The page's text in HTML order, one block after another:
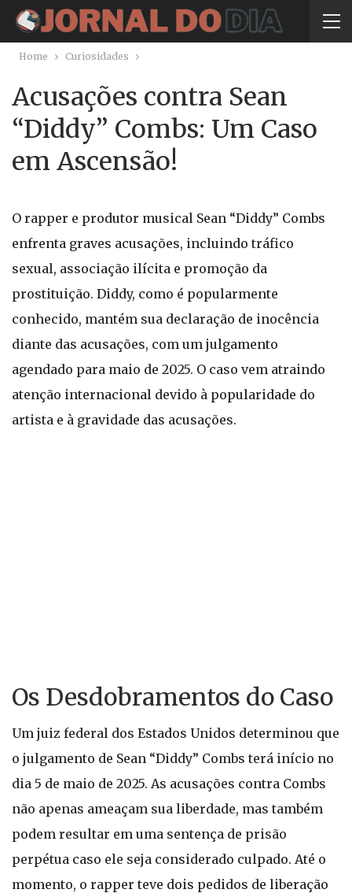
Home Curiosidades
Acusações contra Sean
“Diddy” Combs: Um Caso
em Ascensão!
O rapper e produtor musical Sean “Diddy” Combs
enfrenta graves acusações, incluindo tráfico
sexual, associação ilícita e promoção da
prostituição. Diddy, como é popularmente
conhecido, mantém sua declaração de inocência
diante das acusações, com um julgamento
agendado para maio de 2025. O caso vem atraindo
atenção internacional devido à popularidade do
artista e à gravidade das acusações.
Os Desdobramentos do Caso
Um juiz federal dos Estados Unidos determinou que
o julgamento de Sean “Diddy” Combs terá início no
dia 5 de maio de 2025. As acusações contra Combs
não apenas ameaçam sua liberdade, mas também
podem resultar em uma sentença de prisão
perpétua caso ele seja considerado culpado. Até o
momento, o rapper teve dois pedidos de liberação